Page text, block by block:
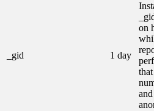
_gid 1 day
on